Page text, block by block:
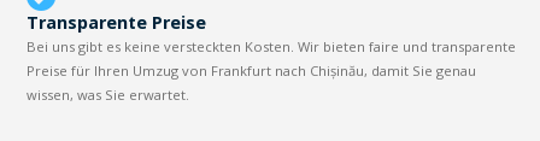
Transparente Preise
Bei uns gibt es keine versteckten Kosten. Wir bieten faire und transparente
Preise für Ihren Umzug von Frankfurt nach Chișinău, damit Sie genau
wissen, was Sie erwartet.